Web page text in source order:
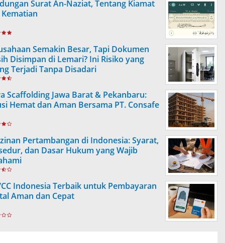
Surat An-Naziat, Tentang Kiamat
Semakin Besar, Tapi Dokumen
Disimpan di Lemari? Ini Risiko yang
Terjadi Tanpa Disadari
Scaffolding Jawa Barat & Pekanbaru:
Hemat dan Aman Bersama PT. Consafe
Pertambangan di Indonesia: Syarat,
dan Dasar Hukum yang Wajib
Indonesia Terbaik untuk Pembayaran
Aman dan Cepat